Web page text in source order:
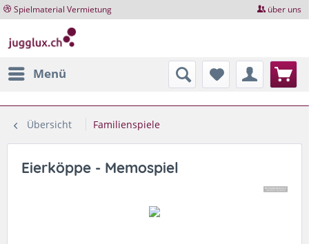
Spielmaterial Vermietung über uns
Menü
Übersicht Familienspiele
Eierköppe - Memospiel